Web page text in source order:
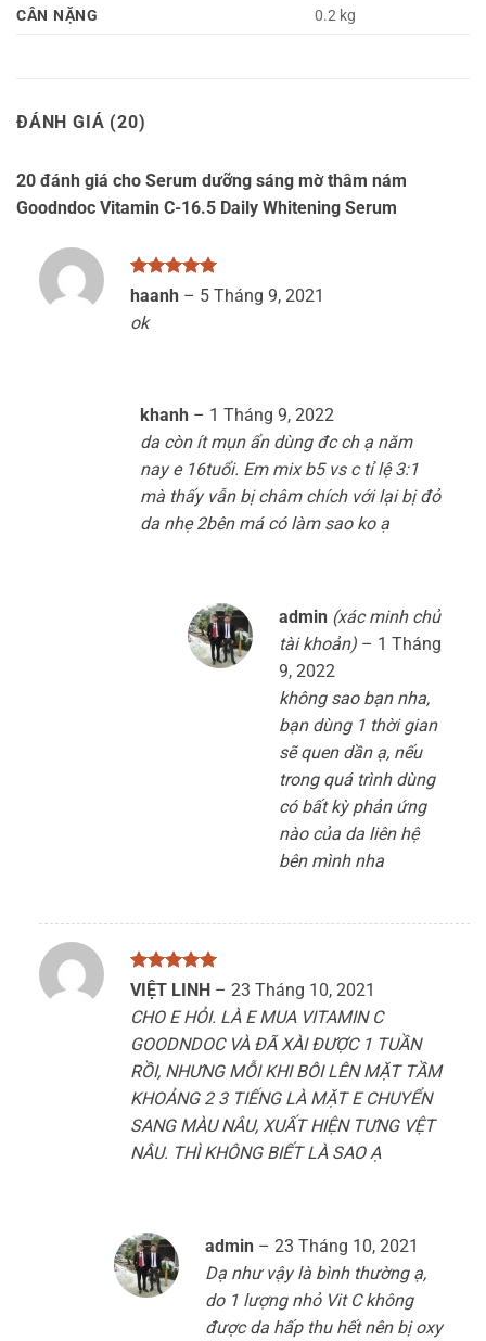
CÂN NẶNG 0.2 kg
ĐÁNH GIÁ (20)
20 đánh giá cho Serum dưỡng sáng mờ thâm nám
Goodndoc Vitamin C-16.5 Daily Whitening Serum
Được xếp
hạng5
sao
haanh – 5 Tháng 9, 2021
ok
khanh – 1 Tháng 9, 2022
da còn ít mụn ẩn dùng đc ch ạ năm
nay e 16tuổi. Em mix b5 vs c tỉ lệ 3:1
mà thấy vẫn bị châm chích với lại bị đỏ
da nhẹ 2bên má có làm sao ko ạ
admin (xác minh chủ
tài khoản) – 1 Tháng
9, 2022
không sao bạn nha,
bạn dùng 1 thời gian
sẽ quen dần ạ, nếu
trong quá trình dùng
có bất kỳ phản ứng
nào của da liên hệ
bên mình nha
Được xếp
hạng
sao
VIỆT LINH – 23 Tháng 10, 2021
CHO E HỎI. LÀ E MUA VITAMIN C
GOODNDOC VÀ ĐÃ XÀI ĐƯỢC 1 TUẦN
RỒI, NHƯNG MỖI KHI BÔI LÊN MẶT TẦM
KHOẢNG 2 3 TIẾNG LÀ MẶT E CHUYỂN
SANG MÀU NÂU, XUẤT HIỆN TƯNG VỆT
NÂU. THÌ KHÔNG BIẾT LÀ SAO Ạ
admin – 23 Tháng 10, 2021
Dạ như vậy là bình thường ạ,
do 1 lượng nhỏ Vit C không
được da hấp thu hết nên bị oxy